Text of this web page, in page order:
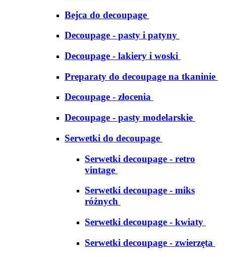
Bejca do decoupage
Decoupage - pasty i patyny
Decoupage - lakiery i woski
Preparaty do decoupage na tkaninie
Decoupage - złocenia
Decoupage - pasty modelarskie
Serwetki do decoupage
Serwetki decoupage - retro
vintage
Serwetki decoupage - miks
różnych
Serwetki decoupage - kwiaty
Serwetki decoupage - zwierzęta